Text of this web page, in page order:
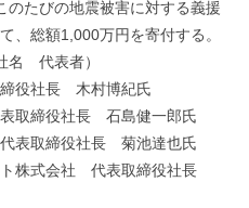
c
e
o
k
i
t
r
n
e
a
i
のたびの地震被害に対する義援
、総額1,000万円を寄付する。
名 代表者）
役社長 木村博紀氏
取締役社長 石島健一郎氏
表取締役社長 菊池達也氏
ト株式会社 代表取締役社長